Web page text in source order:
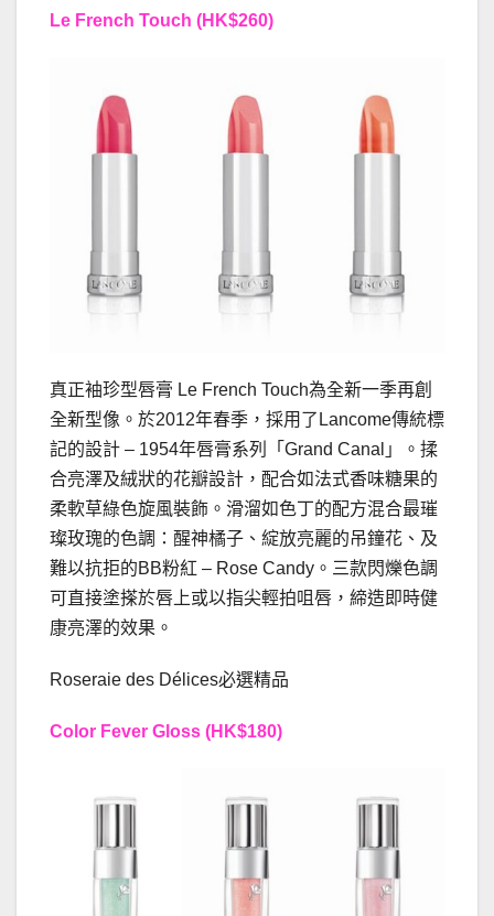
Le French Touch (HK$260)
真正袖珍型唇膏 Le French Touch為全新一季再創
全新型像。於2012年春季，採用了Lancome傳統標
記的設計 – 1954年唇膏系列「Grand Canal」。揉
合亮澤及絨狀的花瓣設計，配合如法式香味糖果的
柔軟草綠色旋風裝飾。滑溜如色丁的配方混合最璀
璨玫瑰的色調：醒神橘子、綻放亮麗的吊鐘花、及
難以抗拒的BB粉紅 – Rose Candy。三款閃爍色調
可直接塗搽於唇上或以指尖輕拍咀唇，締造即時健
康亮澤的效果。
Roseraie des Délices必選精品
Color Fever Gloss (HK$180)